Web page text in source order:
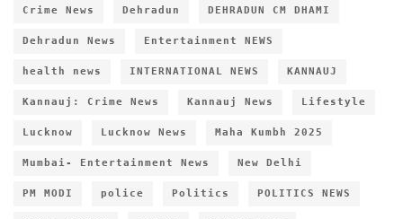
Crime News Dehradun DEHRADUN CM DHAMI
Dehradun News Entertainment NEWS
health news INTERNATIONAL NEWS KANNAUJ
Kannauj: Crime News Kannauj News Lifestyle
Lucknow Lucknow News Maha Kumbh 2025
Mumbai- Entertainment News New Delhi
PM MODI police Politics POLITICS NEWS